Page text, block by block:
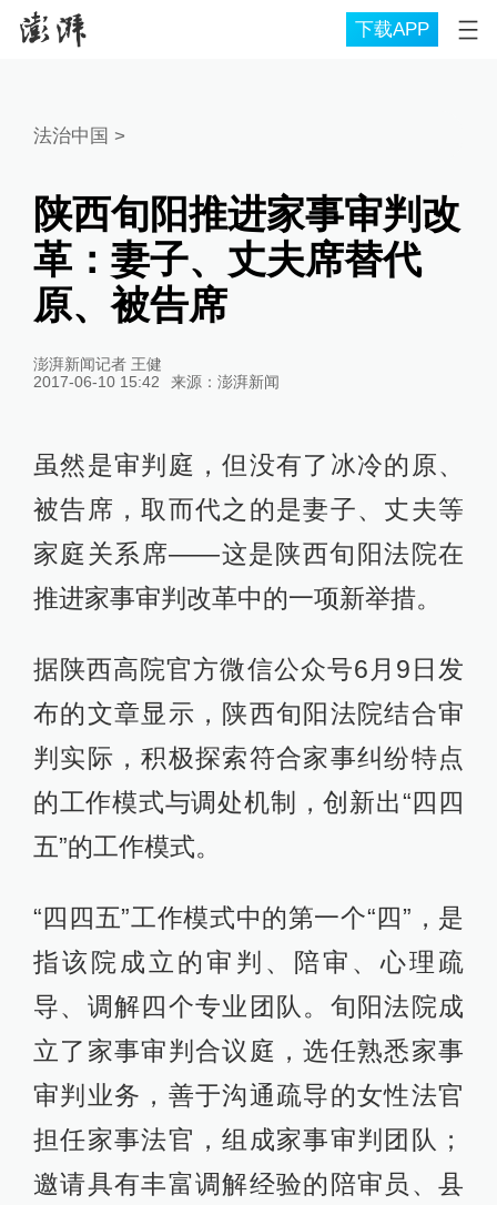
下载APP
法治中国 >
陕西旬阳推进家事审判改
革：妻子、丈夫席替代
原、被告席
澎湃新闻记者 王健
2017-06-10 15:42
来源： 澎湃新闻
虽然是审判庭，但没有了冰冷的原、
被告席，取而代之的是妻子、丈夫等
家庭关系席——这是陕西旬阳法院在
推进家事审判改革中的一项新举措。
据陕西高院官方微信公众号6月9日发
布的文章显示，陕西旬阳法院结合审
判实际，积极探索符合家事纠纷特点
的工作模式与调处机制，创新出“四四
五”的工作模式。
“四四五”工作模式中的第一个“四”，是
指该院成立的审判、陪审、心理疏
导、调解四个专业团队。旬阳法院成
立了家事审判合议庭，选任熟悉家事
审判业务，善于沟通疏导的女性法官
担任家事法官，组成家事审判团队；
邀请具有丰富调解经验的陪审员、县